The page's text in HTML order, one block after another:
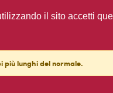
il sito accetti
lunghi del normale.